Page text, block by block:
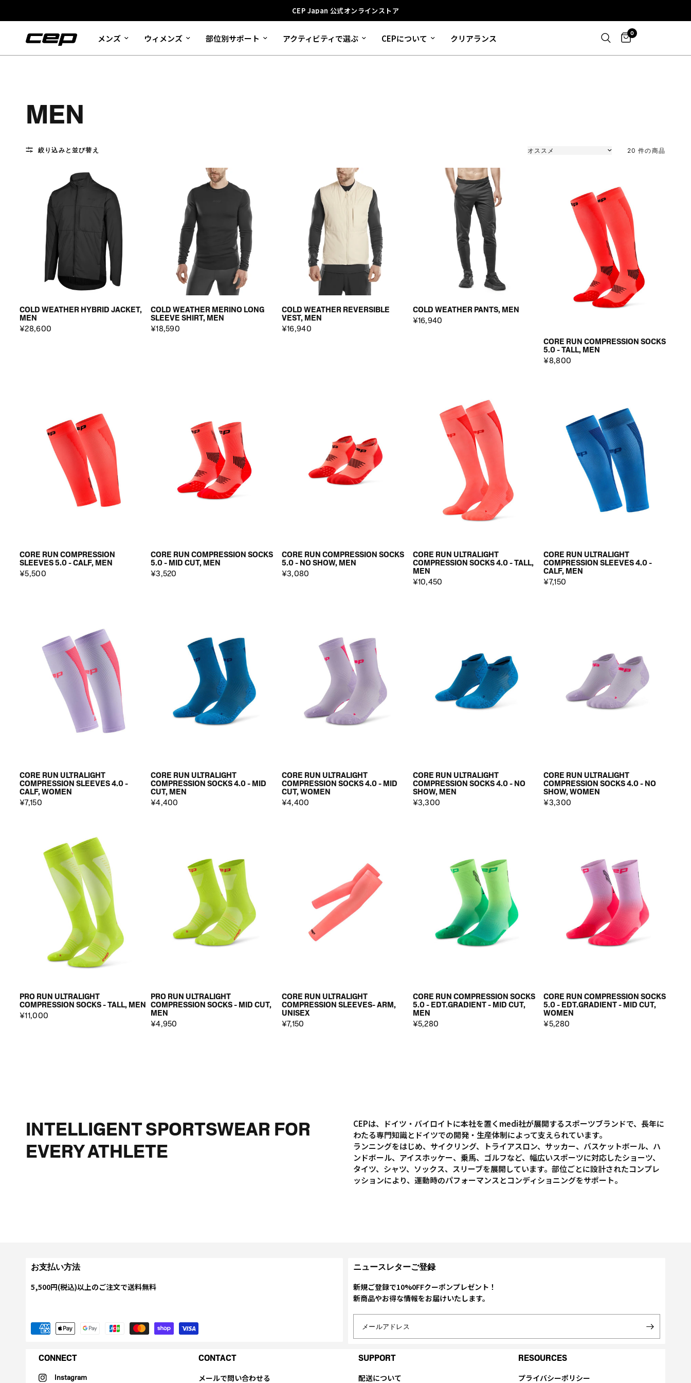
CEP Japan 公式オンラインストア
メンズ ウィメンズ 部位別サポート アクティビティで選ぶ CEPについて クリアランス 0
MEN
絞り込みと並び替え 並び替え 20 件の商品
COLD WEATHER HYBRID JACKET,
MEN
¥28,600
COLD WEATHER MERINO LONG
SLEEVE SHIRT, MEN
¥18,590
COLD WEATHER REVERSIBLE
VEST, MEN
¥16,940
COLD WEATHER PANTS, MEN
¥16,940
CORE RUN COMPRESSION SOCKS
5.0 - TALL, MEN
¥8,800
CORE RUN COMPRESSION
SLEEVES 5.0 - CALF, MEN
¥5,500
CORE RUN COMPRESSION SOCKS
5.0 - MID CUT, MEN
¥3,520
CORE RUN COMPRESSION SOCKS
5.0 - NO SHOW, MEN
¥3,080
CORE RUN ULTRALIGHT
COMPRESSION SOCKS 4.0 - TALL,
MEN
¥10,450
CORE RUN ULTRALIGHT
COMPRESSION SLEEVES 4.0 -
CALF, MEN
¥7,150
CORE RUN ULTRALIGHT
COMPRESSION SLEEVES 4.0 -
CALF, WOMEN
¥7,150
CORE RUN ULTRALIGHT
COMPRESSION SOCKS 4.0 - MID
CUT, MEN
¥4,400
CORE RUN ULTRALIGHT
COMPRESSION SOCKS 4.0 - MID
CUT, WOMEN
¥4,400
CORE RUN ULTRALIGHT
COMPRESSION SOCKS 4.0 - NO
SHOW, MEN
¥3,300
CORE RUN ULTRALIGHT
COMPRESSION SOCKS 4.0 - NO
SHOW, WOMEN
¥3,300
PRO RUN ULTRALIGHT
COMPRESSION SOCKS - TALL, MEN
¥11,000
PRO RUN ULTRALIGHT
COMPRESSION SOCKS - MID CUT,
MEN
¥4,950
CORE RUN ULTRALIGHT
COMPRESSION SLEEVES- ARM,
UNISEX
¥7,150
CORE RUN COMPRESSION SOCKS
5.0 - EDT.GRADIENT - MID CUT,
MEN
¥5,280
CORE RUN COMPRESSION SOCKS
5.0 - EDT.GRADIENT - MID CUT,
WOMEN
¥5,280
INTELLIGENT SPORTSWEAR FOR
EVERY ATHLETE
CEPは、ドイツ・バイロイトに本社を置くmedi社が展開するスポーツブランドで、長年に
わたる専門知識とドイツでの開発・生産体制によって支えられています。
ランニングをはじめ、サイクリング、トライアスロン、サッカー、バスケットボール、ハ
ンドボール、アイスホッケー、乗馬、ゴルフなど、幅広いスポーツに対応したショーツ、
タイツ、シャツ、ソックス、スリーブを展開しています。部位ごとに設計されたコンプレ
ッションにより、運動時のパフォーマンスとコンディショニングをサポート。
お支払い方法
5,500円(税込)以上のご注文で送料無料
ニュースレターご登録
新規ご登録で10%0FFクーポンプレゼント！
新商品やお得な情報をお届けいたします。
メールアドレス
CONNECT
Instagram
CONTACT
メールで問い合わせる
SUPPORT
配送について
RESOURCES
プライバシーポリシー